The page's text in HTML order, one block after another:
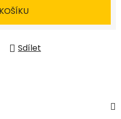
Sdílet